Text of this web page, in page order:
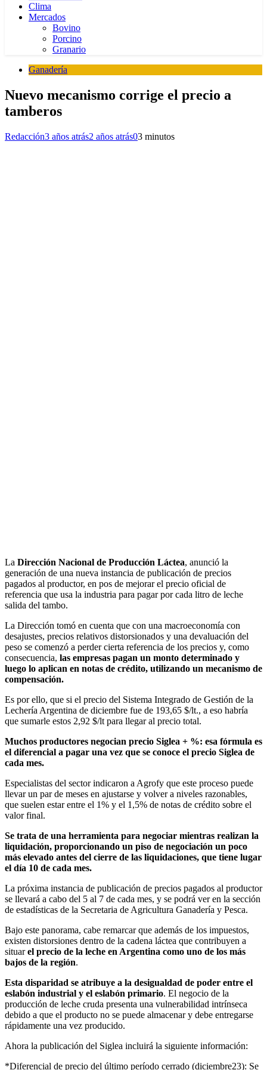
Clima
Mercados
Bovino
Porcino
Granario
Ganadería
Nuevo mecanismo corrige el precio a
tamberos
Redacción3 años atrás2 años atrás03 minutos
La Dirección Nacional de Producción Láctea, anunció la
generación de una nueva instancia de publicación de precios
pagados al productor, en pos de mejorar el precio oficial de
referencia que usa la industria para pagar por cada litro de leche
salida del tambo.
La Dirección tomó en cuenta que con una macroeconomía con
desajustes, precios relativos distorsionados y una devaluación del
peso se comenzó a perder cierta referencia de los precios y, como
consecuencia, las empresas pagan un monto determinado y
luego lo aplican en notas de crédito, utilizando un mecanismo de
compensación.
Es por ello, que si el precio del Sistema Integrado de Gestión de la
Lechería Argentina de diciembre fue de 193,65 $/lt., a eso habría
que sumarle estos 2,92 $/lt para llegar al precio total.
Muchos productores negocian precio Siglea + %: esa fórmula es
el diferencial a pagar una vez que se conoce el precio Siglea de
cada mes.
Especialistas del sector indicaron a Agrofy que este proceso puede
llevar un par de meses en ajustarse y volver a niveles razonables,
que suelen estar entre el 1% y el 1,5% de notas de crédito sobre el
valor final.
Se trata de una herramienta para negociar mientras realizan la
liquidación, proporcionando un piso de negociación un poco
más elevado antes del cierre de las liquidaciones, que tiene lugar
el día 10 de cada mes.
La próxima instancia de publicación de precios pagados al productor
se llevará a cabo del 5 al 7 de cada mes, y se podrá ver en la sección
de estadísticas de la Secretaria de Agricultura Ganadería y Pesca.
Bajo este panorama, cabe remarcar que además de los impuestos,
existen distorsiones dentro de la cadena láctea que contribuyen a
situarel precio de la leche en Argentina como uno de los más
bajos de la región.
Esta disparidad se atribuye a la desigualdad de poder entre el
eslabón industrial y el eslabón primario. El negocio de la
producción de leche cruda presenta una vulnerabilidad intrínseca
debido a que el producto no se puede almacenar y debe entregarse
rápidamente una vez producido.
Ahora la publicación del Siglea incluirá la siguiente información:
*Diferencial de precio del último período cerrado (diciembre23): Se